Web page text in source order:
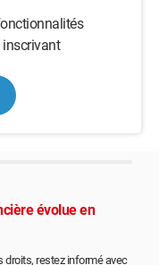
évolue en
droits, restez informé avec